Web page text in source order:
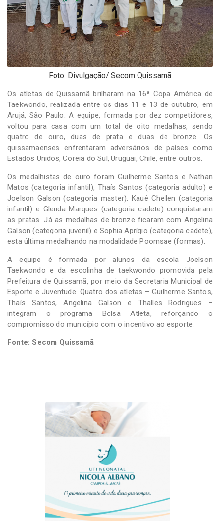
Foto: Divulgação/ Secom Quissamã
Os atletas de Quissamã brilharam na 16ª Copa América de
Taekwondo, realizada entre os dias 11 e 13 de outubro, em
Arujá, São Paulo. A equipe, formada por dez competidores,
voltou para casa com um total de oito medalhas, sendo
quatro de ouro, duas de prata e duas de bronze. Os
quissamaenses enfrentaram adversários de países como
Estados Unidos, Coreia do Sul, Uruguai, Chile, entre outros.
Os medalhistas de ouro foram Guilherme Santos e Nathan
Matos (categoria infantil), Thaís Santos (categoria adulto) e
Joelson Galson (categoria master). Kauê Chellen (categoria
infantil) e Glenda Marques (categoria cadete) conquistaram
as pratas. Já as medalhas de bronze ficaram com Angelina
Galson (categoria juvenil) e Sophia Aprígio (categoria cadete),
esta última medalhando na modalidade Poomsae (formas).
A equipe é formada por alunos da escola Joelson
Taekwondo e da escolinha de taekwondo promovida pela
Prefeitura de Quissamã, por meio da Secretaria Municipal de
Esporte e Juventude. Quatro dos atletas – Guilherme Santos,
Thaís Santos, Angelina Galson e Thalles Rodrigues –
integram o programa Bolsa Atleta, reforçando o
compromisso do município com o incentivo ao esporte.
Fonte: Secom Quissamã